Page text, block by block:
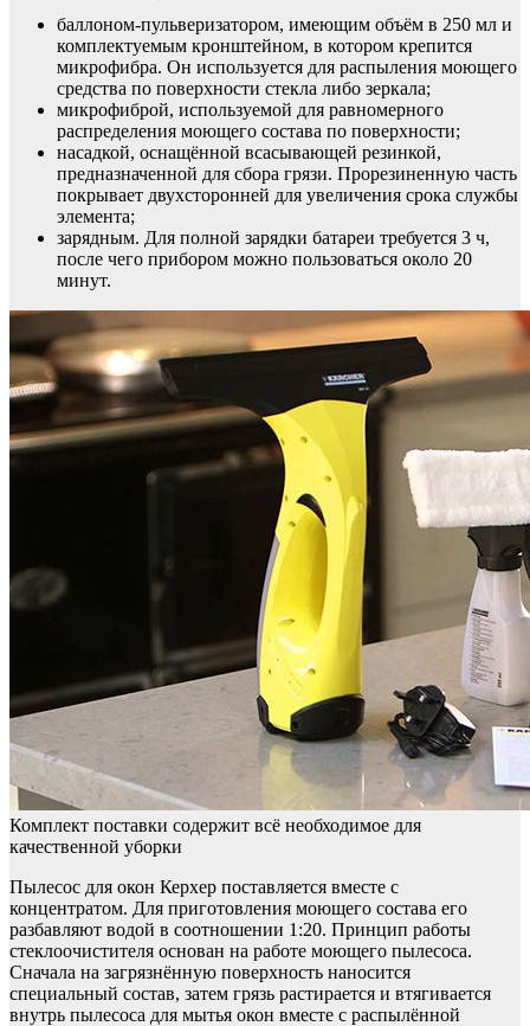
баллоном-пульверизатором, имеющим объём в 250 мл и
комплектуемым кронштейном, в котором крепится
микрофибра. Он используется для распыления моющего
средства по поверхности стекла либо зеркала;
микрофиброй, используемой для равномерного
распределения моющего состава по поверхности;
насадкой, оснащённой всасывающей резинкой,
предназначенной для сбора грязи. Прорезиненную часть
покрывает двухсторонней для увеличения срока службы
элемента;
зарядным. Для полной зарядки батареи требуется 3 ч,
после чего прибором можно пользоваться около 20
минут.
Комплект поставки содержит всё необходимое для
качественной уборки
Пылесос для окон Керхер поставляется вместе с
концентратом. Для приготовления моющего состава его
разбавляют водой в соотношении 1:20. Принцип работы
стеклоочистителя основан на работе моющего пылесоса.
Сначала на загрязнённую поверхность наносится
специальный состав, затем грязь растирается и втягивается
внутрь пылесоса для мытья окон вместе с распылённой